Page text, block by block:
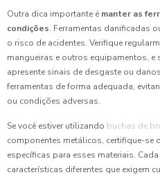
Outra dica importante é manter as
condições. Ferramentas danificadas
o risco de acidentes. Verifique
mangueiras e outros equipamentos,
apresente sinais de desgaste ou
ferramentas de forma adequada,
ou condições adversas.
Se você estiver utilizando buchas de
componentes metálicos, certifique-se
específicas para esses materiais.
características diferentes que exigem